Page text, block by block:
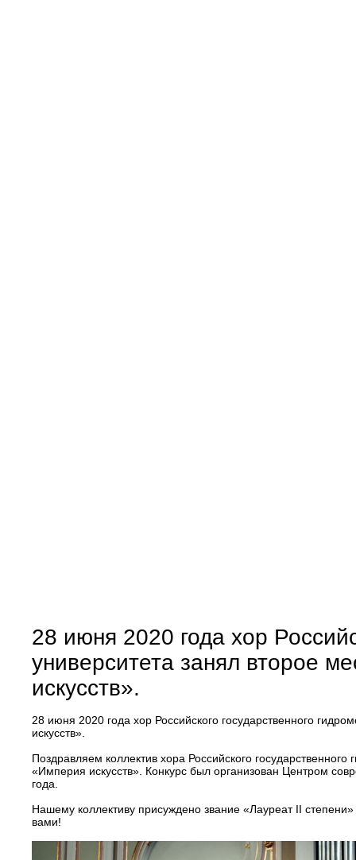
28 июня 2020 года хор
университета занял второе
искусств».
28 июня 2020 года хор Российского государственного
искусств».
Поздравляем коллектив хора Российского
«Империя искусств». Конкурс был организован Центром
года.
Нашему коллективу присуждено звание «Лауреат II
вами!